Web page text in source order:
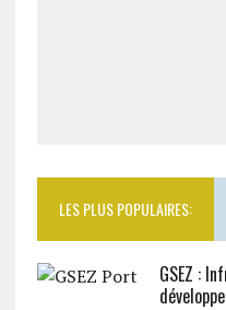
LES PLUS POPULAIRES:
GSEZ :